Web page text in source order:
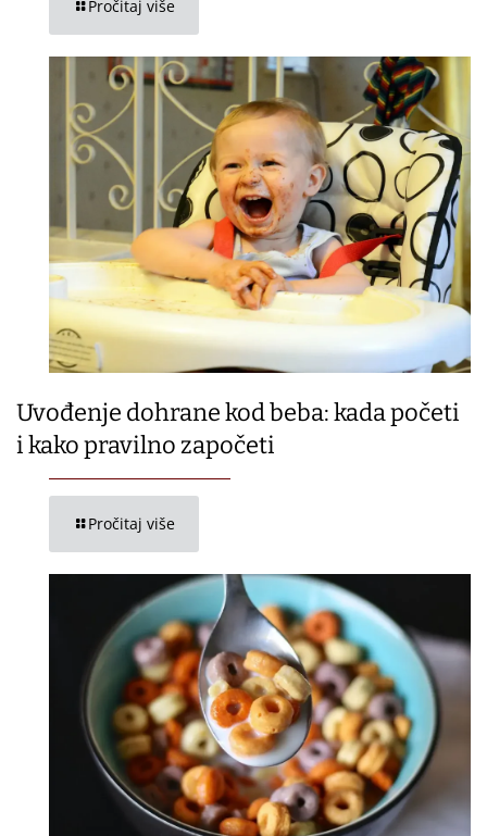
Pročitaj više
Uvođenje dohrane kod beba: kada početi
i kako pravilno započeti
Pročitaj više